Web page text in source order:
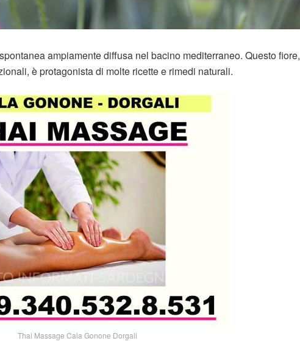
ampiamente diffusa nel bacino mediterraneo. Questo fiore,
è protagonista di molte ricette e rimedi naturali.
Thai Massage Cala Gonone Dorgali